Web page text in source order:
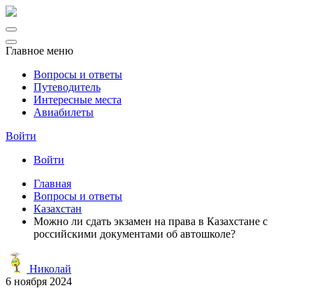
Главное меню
Вопросы и ответы
Путеводитель
Интересные места
Авиабилеты
Войти
Войти
Главная
Вопросы и ответы
Казахстан
Можно ли сдать экзамен на права в Казахстане с
российскими документами об автошколе?
Николай
6 ноября 2024